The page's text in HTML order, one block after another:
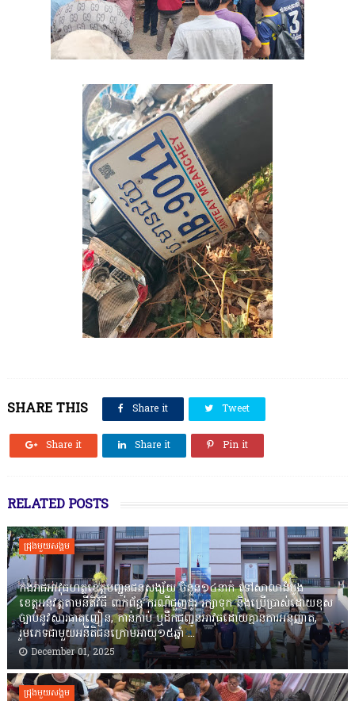
SHARE THIS Share it Tweet
Share it Share it Pin it
RELATED POSTS
ជ្រុងមួយសង្គម
កងរាជឣាវុធហត្ថខេត្តបញ្ជូនជនសង្ស័យ ចំនួន១៤នាក់ ទៅសាលាដំបូង
ខេត្តឣនុវត្តតាមនីតិវិធី ពាក់ព័ន្ធ ករណីជួញដូរ រក្សាទុក និងប្រើប្រាស់ដោយខុស
ច្បាប់នូវសារធាតុញៀន, កាន់កាប់ ឬដឹកជញ្ជូនអាវុធដោយគ្មានការអនុញ្ញាត,
រួមភេទជាមួយអនីតិជនក្រោមអាយុ១៥ឆ្នាំ ...
December 01, 2025
ជ្រុងមួយសង្គម